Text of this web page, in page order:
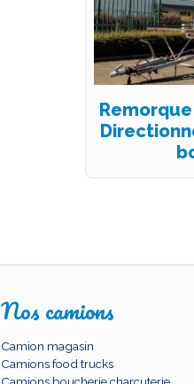
Nos camions
Camion magasin
Camions food trucks
Camions boucherie charcuterie